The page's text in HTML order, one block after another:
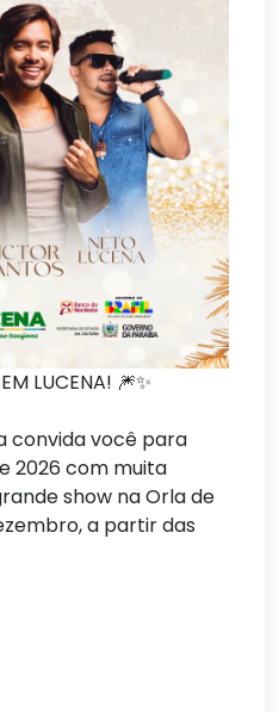
LUCENA! 🎆✨
convida você para
2026 com muita
show na Orla de
a partir das